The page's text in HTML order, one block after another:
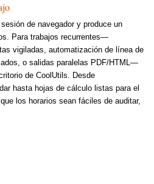
de navegador y produce un
Para trabajos recurrentes—
vigiladas, automatización de línea de
o salidas paralelas PDF/HTML—
de CoolUtils. Desde
hasta hojas de cálculo listas para el
los horarios sean fáciles de auditar,